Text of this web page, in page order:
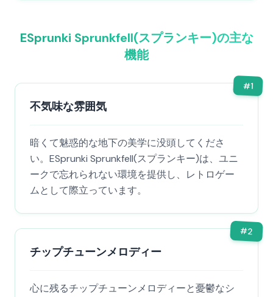
ESprunki Sprunkfell(スプランキー)の主な
機能
#1
不気味な雰囲気
暗くて魅惑的な地下の美学に没頭してくださ
い。ESprunki Sprunkfell(スプランキー)は、ユニ
ークで忘れられない環境を提供し、レトロゲー
ムとして際立っています。
#2
チップチューンメロディー
心に残るチップチューンメロディーと憂鬱なシ